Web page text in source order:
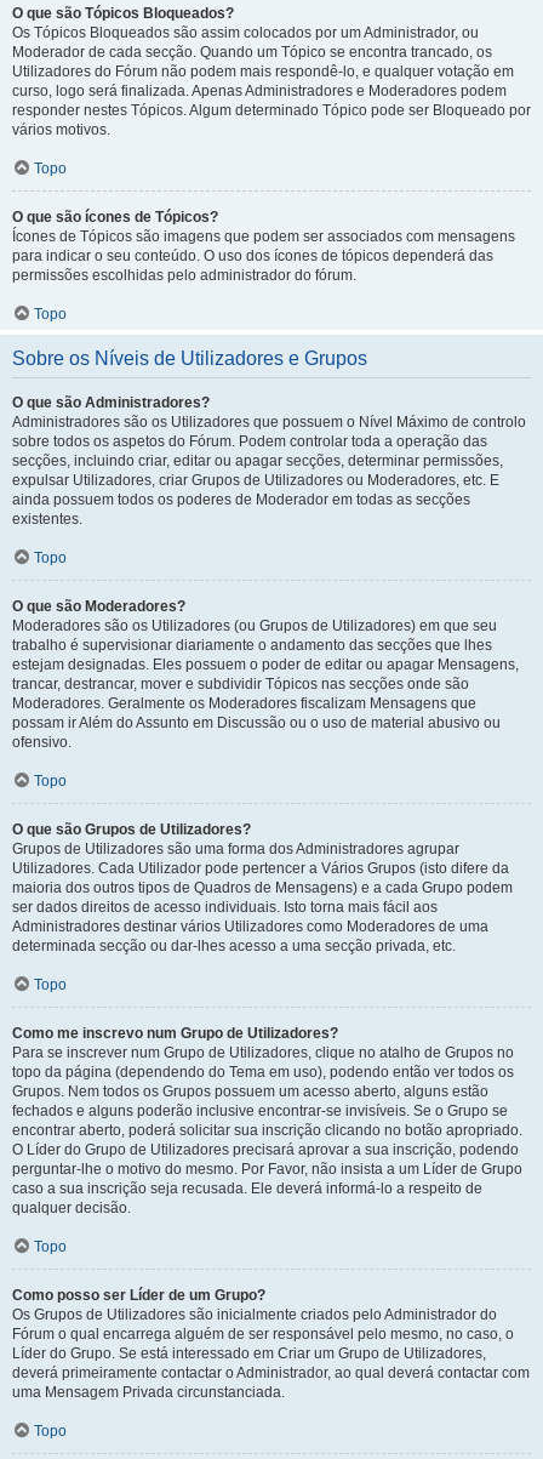
O que são Tópicos Bloqueados?
Os Tópicos Bloqueados são assim colocados por um Administrador, ou
Moderador de cada secção. Quando um Tópico se encontra trancado, os
Utilizadores do Fórum não podem mais respondê-lo, e qualquer votação em
curso, logo será finalizada. Apenas Administradores e Moderadores podem
responder nestes Tópicos. Algum determinado Tópico pode ser Bloqueado por
vários motivos.
Topo
O que são ícones de Tópicos?
Ícones de Tópicos são imagens que podem ser associados com mensagens
para indicar o seu conteúdo. O uso dos ícones de tópicos dependerá das
permissões escolhidas pelo administrador do fórum.
Topo
Sobre os Níveis de Utilizadores e Grupos
O que são Administradores?
Administradores são os Utilizadores que possuem o Nível Máximo de controlo
sobre todos os aspetos do Fórum. Podem controlar toda a operação das
secções, incluindo criar, editar ou apagar secções, determinar permissões,
expulsar Utilizadores, criar Grupos de Utilizadores ou Moderadores, etc. E
ainda possuem todos os poderes de Moderador em todas as secções
existentes.
Topo
O que são Moderadores?
Moderadores são os Utilizadores (ou Grupos de Utilizadores) em que seu
trabalho é supervisionar diariamente o andamento das secções que lhes
estejam designadas. Eles possuem o poder de editar ou apagar Mensagens,
trancar, destrancar, mover e subdividir Tópicos nas secções onde são
Moderadores. Geralmente os Moderadores fiscalizam Mensagens que
possam ir Além do Assunto em Discussão ou o uso de material abusivo ou
ofensivo.
Topo
O que são Grupos de Utilizadores?
Grupos de Utilizadores são uma forma dos Administradores agrupar
Utilizadores. Cada Utilizador pode pertencer a Vários Grupos (isto difere da
maioria dos outros tipos de Quadros de Mensagens) e a cada Grupo podem
ser dados direitos de acesso individuais. Isto torna mais fácil aos
Administradores destinar vários Utilizadores como Moderadores de uma
determinada secção ou dar-lhes acesso a uma secção privada, etc.
Topo
Como me inscrevo num Grupo de Utilizadores?
Para se inscrever num Grupo de Utilizadores, clique no atalho de Grupos no
topo da página (dependendo do Tema em uso), podendo então ver todos os
Grupos. Nem todos os Grupos possuem um acesso aberto, alguns estão
fechados e alguns poderão inclusive encontrar-se invisíveis. Se o Grupo se
encontrar aberto, poderá solicitar sua inscrição clicando no botão apropriado.
O Líder do Grupo de Utilizadores precisará aprovar a sua inscrição, podendo
perguntar-lhe o motivo do mesmo. Por Favor, não insista a um Líder de Grupo
caso a sua inscrição seja recusada. Ele deverá informá-lo a respeito de
qualquer decisão.
Topo
Como posso ser Líder de um Grupo?
Os Grupos de Utilizadores são inicialmente criados pelo Administrador do
Fórum o qual encarrega alguém de ser responsável pelo mesmo, no caso, o
Líder do Grupo. Se está interessado em Criar um Grupo de Utilizadores,
deverá primeiramente contactar o Administrador, ao qual deverá contactar com
uma Mensagem Privada circunstanciada.
Topo